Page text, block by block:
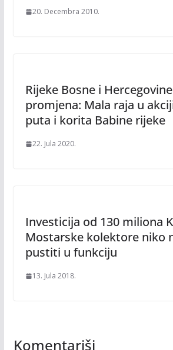
20. Decembra 2010.
Rijeke Bosne i
promjena: Mala raja u
puta i korita Babine rijeke
22. Jula 2020.
Investicija od 130 miliona
Mostarske kolektore niko
pustiti u funkciju
13. Jula 2018.
Komentariši